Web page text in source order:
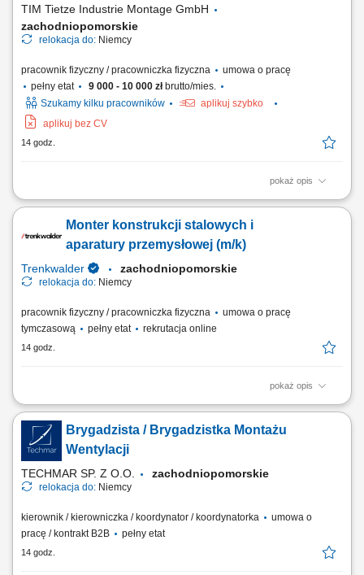
TIM Tietze Industrie Montage GmbH
zachodniopomorskie
relokacja do: Niemcy
pracownik fizyczny / pracowniczka fizyczna
umowa o pracę
pełny etat
9 000 - 10 000 złbrutto/mies.
Szukamy kilku pracowników
aplikuj szybko
aplikuj bez CV
14 godz.
pokaż opis
Zakres obowiązków obsługa wózka widłowego lub schleppera;
produkcji; realizacja zadań logistycznych na terenie zakładu;
Wymagania prawo jazdy wymagane od każdego kandydata; gotowość
Monter konstrukcji stalowych i
aparatury przemysłowej (m/k)
Trenkwalder zachodniopomorskie
relokacja do: Niemcy
pracownik fizyczny / pracowniczka fizyczna
umowa o pracę
tymczasową
pełny etat rekrutacja online
14 godz.
pokaż opis
Twoje zadania montaż konstrukcji stalowych i aparatury stalowej
(zbiorniki, rurociągi, silosy), prace ślusarskie, prace zgodnie z
rysunkiem technicznym.
Brygadzista / Brygadzistka Montażu
Wentylacji
TECHMAR SP. Z O.O. zachodniopomorskie
relokacja do: Niemcy
kierownik / kierowniczka / koordynator / koordynatorka
umowa o
pracę / kontrakt B2B
pełny etat
14 godz.